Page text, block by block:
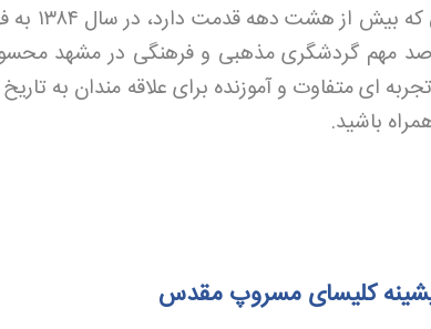
که بیش از هشت دهه قدمت دارد، در سال ۱۳۸۴ به
مهم گردشگری مذهبی و فرهنگی در مشهد
ای متفاوت و آموزنده برای علاقه مندان به
باشید.
کلیسای مسروپ مقدس